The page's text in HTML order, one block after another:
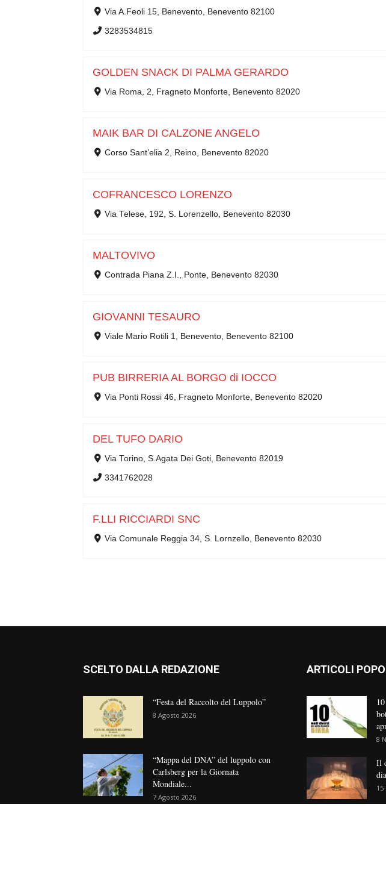
Via A.Feoli 15, Benevento, Benevento 82100
3283534815
GOLDEN SNACK DI PALMA GERARDO
Via Roma, 2, Fragneto Monforte, Benevento 82020
MAIK BAR DI CALZONE ANGELO
Corso Sant’elia 2, Reino, Benevento 82020
COFRANCESCO LORENZO
Via Telese, 192, S. Lorenzello, Benevento 82030
MALTOVIVO
Contrada Piana Z.I., Ponte, Benevento 82030
GIOVANNI TESAURO
Viale Mario Rotili 1, Benevento, Benevento 82100
PUB BIRRERIA AL BORGO di IOCCO
Via Ponti Rossi 46, Fragneto Monforte, Benevento 82020
DEL TUFO DARIO
Via Torino, S.Agata Dei Goti, Benevento 82019
3341762028
F.LLI RICCIARDI SNC
Via Comunale Reggia 34, S. Lornzello, Benevento 82030
SCELTO DALLA REDAZIONE
“Festa del Raccolto del Luppolo”
8 Agosto 2026
“Mappa del DNA” del luppolo con
Carlsberg per la Giornata
Mondiale...
7 Agosto 2026
ARTICOLI
8
Il
15